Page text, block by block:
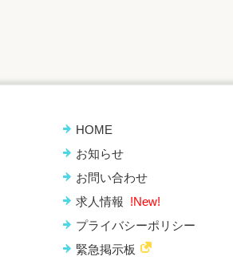
HOME
お知らせ
お問い合わせ
求人情報 !New!
プライバシーポリシー
緊急掲示板